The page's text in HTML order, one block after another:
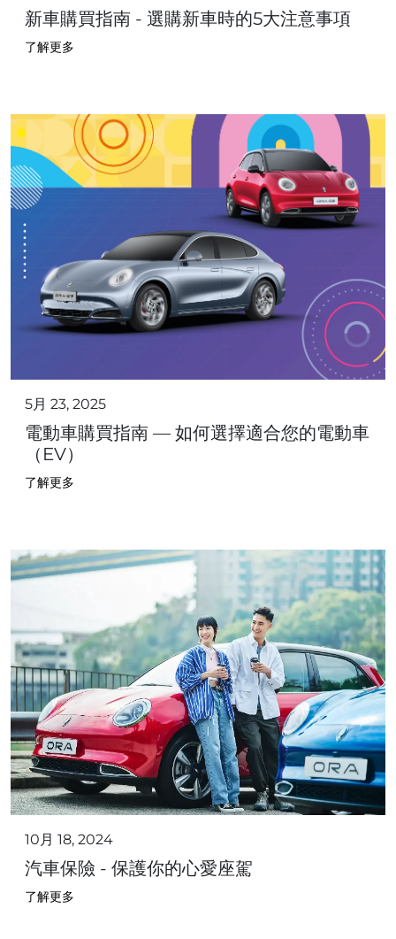
新車購買指南 - 選購新車時的5大注意事項
了解更多
5月 23, 2025
電動車購買指南 — 如何選擇適合您的電動車
（EV）
了解更多
10月 18, 2024
汽車保險 - 保護你的心愛座駕
了解更多